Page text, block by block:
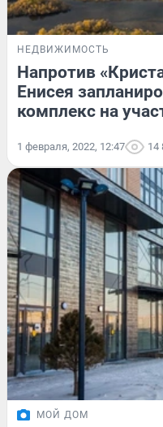
НЕДВИЖИМОСТЬ
Напротив
Енисея
комплекс на
1 февраля, 2022, 12:47 14
МОЙ ДОМ